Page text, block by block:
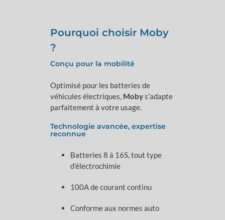
Pourquoi choisir Moby
?
Conçu pour la mobilité
Optimisé pour les batteries de
véhicules électriques, Mobys’adapte
parfaitement à votre usage.
Technologie avancée, expertise
reconnue
Batteries 8 à 16S, tout type
d’électrochimie
100A de courant continu
Conforme aux normes auto